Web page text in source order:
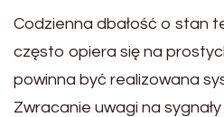
Codzienna dbałość o stan
często opiera się na
powinna być realizowana
Zwracanie uwagi na